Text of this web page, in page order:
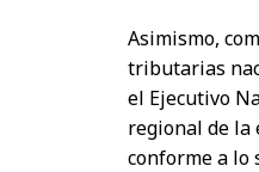
Asimismo,
tributarias
el Ejecutivo
regional de la
conforme a lo